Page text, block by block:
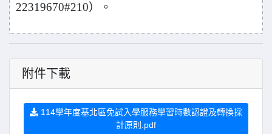
22319670#210）。
附件下載
114學年度基北區免試入學服務學習時數認證及轉換採
計原則.pdf